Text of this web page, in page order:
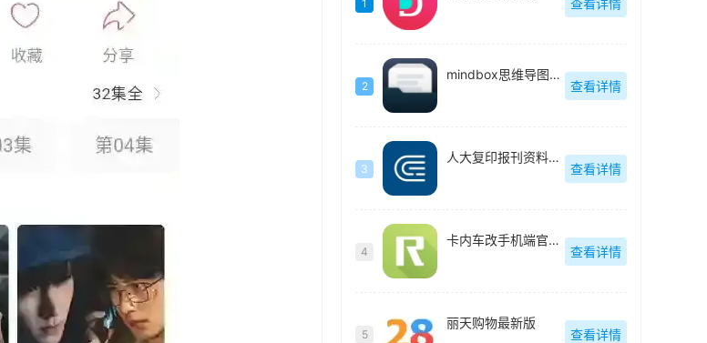
1
2
mindbox思维导图官方最新版
查看详情
3
人大复印报刊资料官方最新版
查看详情
4
卡内车改手机端官方最新版
查看详情
5
丽天购物最新版
查看详情